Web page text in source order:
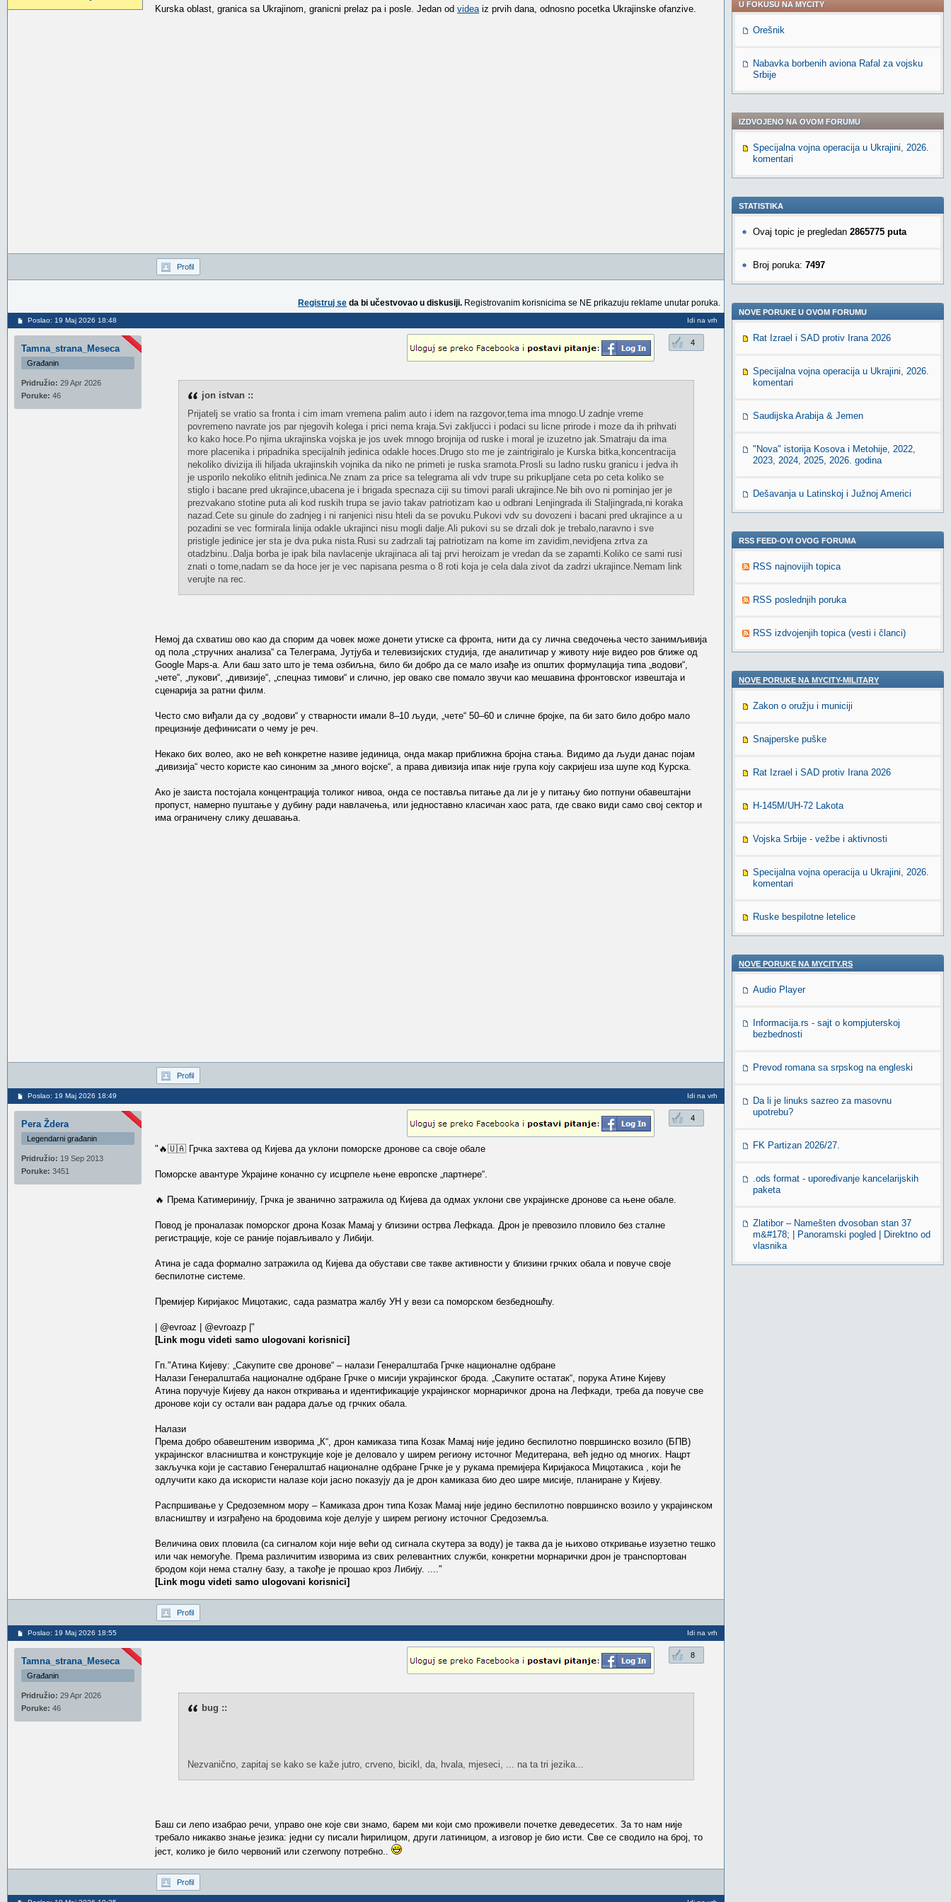
Kurska oblast, granica sa Ukrajinom, granicni prelaz pa i posle. Jedan od videaiz prvih dana, odnosno pocetka Ukrajinske ofanzive.
Profil
Registruj se da bi učestvovao u diskusiji. Registrovanim korisnicima se NE prikazuju reklame unutar poruka.
Poslao: 19 Maj 2026 18:48 Idi na vrh
Tamna_strana_Meseca
Građanin
Pridružio: 29 Apr 2026
Poruke: 46
4
jon istvan ::
Prijatelj se vratio sa fronta i cim imam vremena palim auto i idem na razgovor,tema ima mnogo.U zadnje vreme
povremeno navrate jos par njegovih kolega i prici nema kraja.Svi zakljucci i podaci su licne prirode i moze da ih prihvati
ko kako hoce.Po njima ukrajinska vojska je jos uvek mnogo brojnija od ruske i moral je izuzetno jak.Smatraju da ima
more placenika i pripadnika specijalnih jedinica odakle hoces.Drugo sto me je zaintrigiralo je Kurska bitka,koncentracija
nekoliko divizija ili hiljada ukrajinskih vojnika da niko ne primeti je ruska sramota.Prosli su ladno rusku granicu i jedva ih
je usporilo nekoliko elitnih jedinica.Ne znam za price sa telegrama ali vdv trupe su prikupljane ceta po ceta koliko se
stiglo i bacane pred ukrajince,ubacena je i brigada specnaza ciji su timovi parali ukrajince.Ne bih ovo ni pominjao jer je
prezvakano stotine puta ali kod ruskih trupa se javio takav patriotizam kao u odbrani Lenjingrada ili Staljingrada,ni koraka
nazad.Cete su ginule do zadnjeg i ni ranjenici nisu hteli da se povuku.Pukovi vdv su dovozeni i bacani pred ukrajince a u
pozadini se vec formirala linija odakle ukrajinci nisu mogli dalje.Ali pukovi su se drzali dok je trebalo,naravno i sve
pristigle jedinice jer sta je dva puka nista.Rusi su zadrzali taj patriotizam na kome im zavidim,nevidjena zrtva za
otadzbinu..Dalja borba je ipak bila navlacenje ukrajinaca ali taj prvi heroizam je vredan da se zapamti.Koliko ce sami rusi
znati o tome,nadam se da hoce jer je vec napisana pesma o 8 roti koja je cela dala zivot da zadrzi ukrajince.Nemam link
verujte na rec.
Немој да схватиш ово као да спорим да човек може донети утиске са фронта, нити да су лична сведочења често занимљивија
од пола „стручних анализа“ са Телеграма, Јутјуба и телевизијских студија, где аналитичар у животу није видео ров ближе од
Google Maps-а. Али баш зато што је тема озбиљна, било би добро да се мало изађе из општих формулација типа „водови“,
„чете“, „пукови“, „дивизије“, „спецназ тимови“ и слично, јер овако све помало звучи као мешавина фронтовског извештаја и
сценарија за ратни филм.
Често смо виђали да су „водови“ у стварности имали 8–10 људи, „чете“ 50–60 и сличне бројке, па би зато било добро мало
прецизније дефинисати о чему је реч.
Некако бих волео, ако не већ конкретне називе јединица, онда макар приближна бројна стања. Видимо да људи данас појам
„дивизија“ често користе као синоним за „много војске“, а права дивизија ипак није група коју сакријеш иза шупе код Курска.
Ако је заиста постојала концентрација толиког нивоа, онда се поставља питање да ли је у питању био потпуни обавештајни
пропуст, намерно пуштање у дубину ради навлачења, или једноставно класичан хаос рата, где свако види само свој сектор и
има ограничену слику дешавања.
Profil
Poslao: 19 Maj 2026 18:49 Idi na vrh
Pera Ždera
Legendarni građanin
Pridružio: 19 Sep 2013
Poruke: 3451
4
"🔥🇺🇦 Грчка захтева од Кијева да уклони поморске дронове са своје обале
Поморске авантуре Украјине коначно су исцрпеле њене европске „партнере“.
🔥 Према Катимеринију, Грчка је званично затражила од Кијева да одмах уклони све украјинске дронове са њене обале.
Повод је проналазак поморског дрона Козак Мамај у близини острва Лефкада. Дрон је превозило пловило без сталне
регистрације, које се раније појављивало у Либији.
Атина је сада формално затражила од Кијева да обустави све такве активности у близини грчких обала и повуче своје
беспилотне системе.
Премијер Киријакос Мицотакис, сада разматра жалбу УН у вези са поморском безбедношћу.
| @evroaz | @evroazp |"
[Link mogu videti samo ulogovani korisnici]
Гп."Атина Кијеву: „Сакупите све дронове“ – налази Генералштаба Грчке националне одбране
Налази Генералштаба националне одбране Грчке о мисији украјинског брода. „Сакупите остатак“, порука Атине Кијеву
Атина поручује Кијеву да након откривања и идентификације украјинског морнаричког дрона на Лефкади, треба да повуче све
дронове који су остали ван радара даље од грчких обала.
Налази
Према добро обавештеним изворима „К“, дрон камиказа типа Козак Мамај није једино беспилотно површинско возило (БПВ)
украјинског власништва и конструкције које је деловало у ширем региону источног Медитерана, већ једно од многих. Нацрт
закључка који је саставио Генералштаб националне одбране Грчке је у рукама премијера Киријакоса Мицотакиса , који ће
одлучити како да искористи налазе који јасно показују да је дрон камиказа био део шире мисије, планиране у Кијеву.
Распршивање у Средоземном мору – Камиказа дрон типа Козак Мамај није једино беспилотно површинско возило у украјинском
власништву и изграђено на бродовима које делује у ширем региону источног Средоземља.
Величина ових пловила (са сигналом који није већи од сигнала скутера за воду) је таква да је њихово откривање изузетно тешко
или чак немогуће. Према различитим изворима из свих релевантних служби, конкретни морнарички дрон је транспортован
бродом који нема сталну базу, а такође је прошао кроз Либију. ...."
[Link mogu videti samo ulogovani korisnici]
Profil
Poslao: 19 Maj 2026 18:55 Idi na vrh
Tamna_strana_Meseca
Građanin
Pridružio: 29 Apr 2026
Poruke: 46
8
bug ::
Nezvanično, zapitaj se kako se kaže jutro, crveno, bicikl, da, hvala, mjeseci, ... na ta tri jezika...
Баш си лепо изабрао речи, управо оне које сви знамо, барем ми који смо проживели почетке деведесетих. За то нам није
требало никакво знање језика: једни су писали ћирилицом, други латиницом, а изговор је био исти. Све се сводило на број, то
јест, колико је било червоний или czerwony потребно..
Profil
U FOKUSU NA MYCITY
Orešnik
Nabavka borbenih aviona Rafal za vojsku
Srbije
IZDVOJENO NA OVOM FORUMU
Specijalna vojna operacija u Ukrajini, 2026.
komentari
STATISTIKA
Ovaj topic je pregledan 2865775 puta
Broj poruka: 7497
NOVE PORUKE U OVOM FORUMU
Rat Izrael i SAD protiv Irana 2026
Specijalna vojna operacija u Ukrajini, 2026.
komentari
Saudijska Arabija & Jemen
"Nova" istorija Kosova i Metohije, 2022,
2023, 2024, 2025, 2026. godina
Dešavanja u Latinskoj i Južnoj Americi
RSS FEED-OVI OVOG FORUMA
RSS najnovijih topica
RSS poslednjih poruka
RSS izdvojenjih topica (vesti i članci)
NOVE PORUKE NA MYCITY-MILITARY
Zakon o oružju i municiji
Snajperske puške
Rat Izrael i SAD protiv Irana 2026
H-145M/UH-72 Lakota
Vojska Srbije - vežbe i aktivnosti
Specijalna vojna operacija u Ukrajini, 2026.
komentari
Ruske bespilotne letelice
NOVE PORUKE NA MYCITY.RS
Audio Player
Informacija.rs - sajt o kompjuterskoj
bezbednosti
Prevod romana sa srpskog na engleski
Da li je linuks sazreo za masovnu
upotrebu?
FK Partizan 2026/27.
.ods format - upoređivanje kancelarijskih
paketa
Zlatibor – Namešten dvosoban stan 37
m&#178; | Panoramski pogled | Direktno od
vlasnika